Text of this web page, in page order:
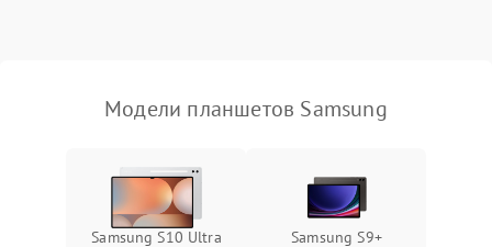
Сенсорное управление
Проблемы с механикой
Модели планшетов Samsung
Samsung S10 Ultra
Samsung S9+